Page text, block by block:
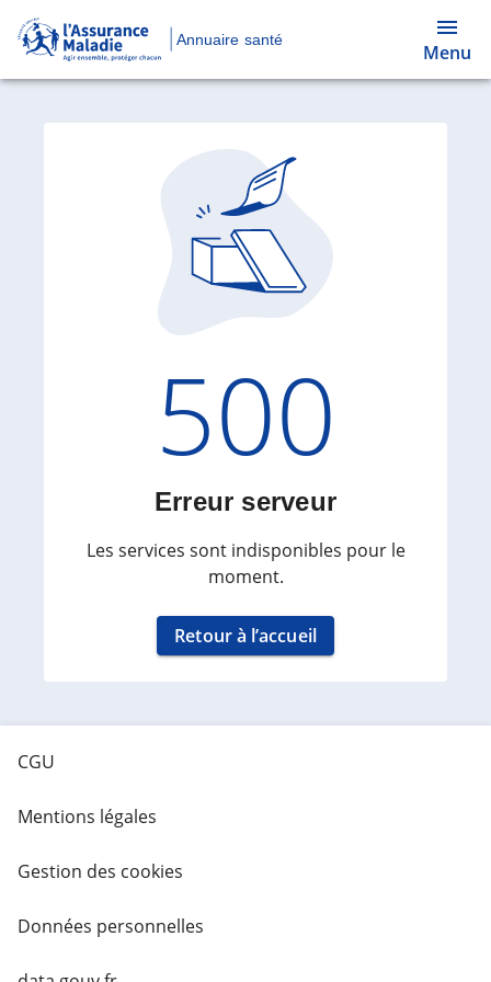
Annuaire santé
Menu
Code
500
Erreur serveur
Les services sont indisponibles pour le
moment.
Retour à l’accueil
CGU
Mentions légales
Gestion des cookies
Données personnelles